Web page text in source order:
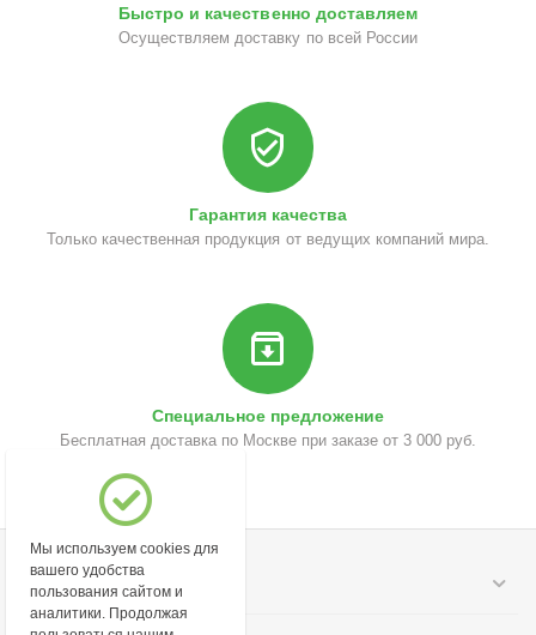
Быстро и качественно доставляем
Осуществляем доставку по всей России
Гарантия качества
Только качественная продукция от ведущих компаний мира.
Специальное предложение
Бесплатная доставка по Москве при заказе от 3 000 руб.
Моя учетная запись
Мы используем cookies для
вашего удобства
пользования сайтом и
аналитики. Продолжая